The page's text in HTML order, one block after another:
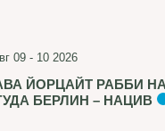
09 - 10 2026
ЙОРЦАЙТ РАББИ
БЕРЛИН – НАЦИВ